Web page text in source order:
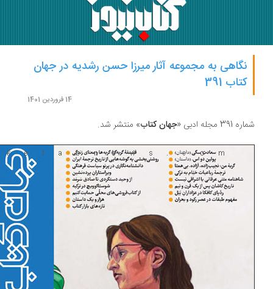
نگاهی به مجموعه آثار میرزا حسن رشدیه در جهان
کتاب 391
جهان کتاب» منتشر شد.